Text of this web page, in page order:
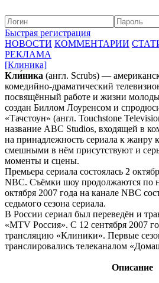
Быстрая регистрация
НОВОСТИ КОММЕНТАРИИ
РЕКЛАМА
[Клиника]
Кли́ника (англ. Scrubs) —
комедийно-драматический
посвящённый работе и жизни
создан Биллом Лоуренсом и
«Тачстоун» (англ. Touchstone
название ABC Studios, входящей в
на принадлежность сериала к жанру
смешными в нём присутствуют и
моменты и сцены.
Премьера сериала состоялась 2
NBC. Съёмки шоу продолжаются по
октября 2007 года на канале NBC
седьмого сезона сериала.
В России сериал был переведён и
«MTV Россия». С 12 сентября 2007
трансляцию «Клиники». Первые
транслировались телеканалом
Описание